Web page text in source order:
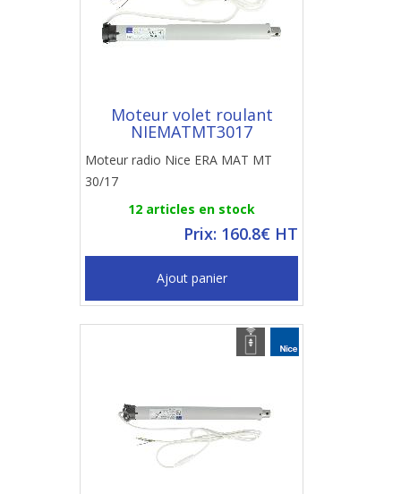
Moteur volet roulant
NIEMATMT3017
Moteur radio Nice ERA MAT MT
30/17
12 articles en stock
Prix: 160.8€ HT
Ajout panier